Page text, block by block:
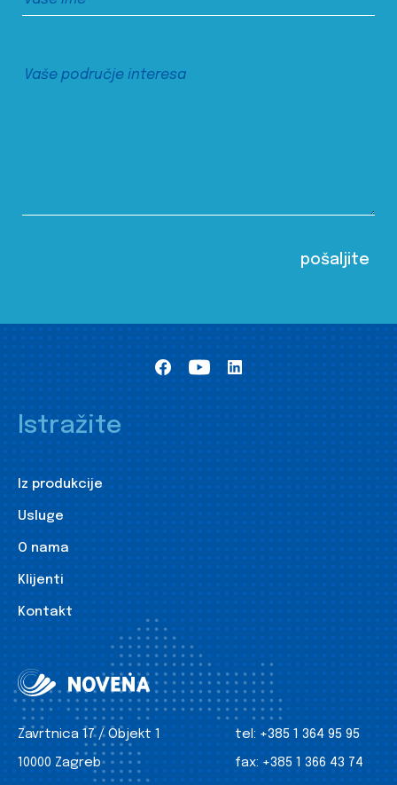
Istražite
Iz produkcije
Usluge
O nama
Klijenti
Kontakt
Zavrtnica 17 / Objekt 1
10000 Zagreb
tel: +385 1 364 95 95
fax: +385 1 366 43 74